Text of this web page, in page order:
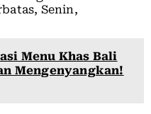
Senin,
Menu Khas Bali
Mengenyangkan!